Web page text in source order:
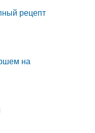
рецепт
на